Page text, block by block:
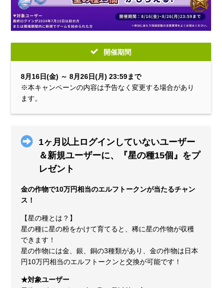
開催期間
8月16日(金) ～ 8月26日(月) 23:59まで
※本キャンペーンの内容は予告なく変更する場合があり
ます。
1ヶ月以上ログインしていないユーザー
＆新規ユーザーに、『星の種15個』をプ
レゼント
金の作物で10万円相当のエルフトークンが当たるチャン
ス！
【星の種とは？】
星の種に星の粉をかけて育てると、稀に星の作物が収穫
できます！
星の作物には金、銀、銅の3種類があり、金の作物は日本
円10万円相当のエルフトークンと交換が可能です！
★対象ユーザー